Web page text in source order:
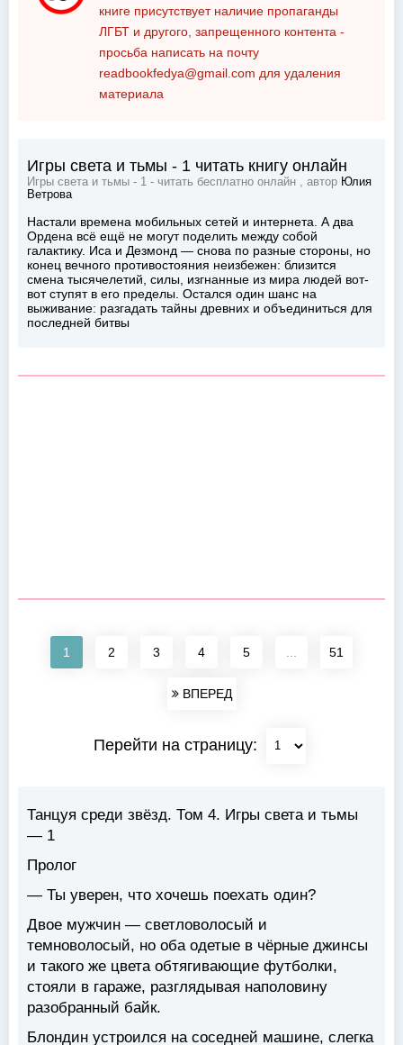
книге присутствует наличие пропаганды
ЛГБТ и другого, запрещенного контента -
просьба написать на почту
readbookfedya@gmail.com для удаления
материала
Игры света и тьмы - 1 читать книгу онлайн
Игры света и тьмы - 1 - читать бесплатно онлайн , автор Юлия
Ветрова
Настали времена мобильных сетей и интернета. А два
Ордена всё ещё не могут поделить между собой
галактику. Иса и Дезмонд — снова по разные стороны, но
конец вечного противостояния неизбежен: близится
смена тысячелетий, силы, изгнанные из мира людей вот-
вот ступят в его пределы. Остался один шанс на
выживание: разгадать тайны древних и объединиться для
последней битвы
1 2 3 4 5 51
ВПЕРЕД
Перейти на страницу:
Танцуя среди звёзд. Том 4. Игры света и тьмы
— 1
Пролог
— Ты уверен, что хочешь поехать один?
Двое мужчин — светловолосый и
темноволосый, но оба одетые в чёрные джинсы
и такого же цвета обтягивающие футболки,
стояли в гараже, разглядывая наполовину
разобранный байк.
Блондин устроился на соседней машине, слегка